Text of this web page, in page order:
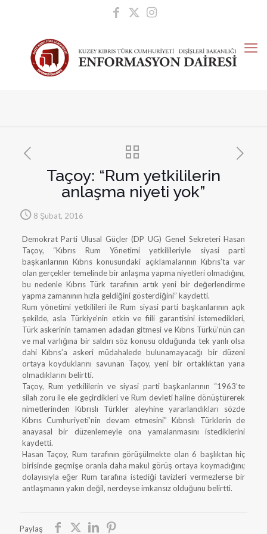
Taçoy: “Rum yetkililerin
anlaşma niyeti yok”
8 Şubat, 2016
Demokrat Parti Ulusal Güçler (DP UG) Genel Sekreteri Hasan
Taçoy, “Kıbrıs Rum Yönetimi yetkilileriyle siyasi parti
başkanlarının Kıbrıs konusundaki açıklamalarının Kıbrıs’ta var
olan gerçekler temelinde bir anlaşma yapma niyetleri olmadığını,
bu nedenle Kıbrıs Türk tarafının artık yeni bir değerlendirme
yapma zamanının hızla geldiğini gösterdiğini” kaydetti.
Rum yönetimi yetkilileri ile Rum siyasi parti başkanlarının açık
şekilde, asla Türkiye’nin etkin ve fiili garantisini istemedikleri,
Türk askerinin tamamen adadan gitmesi ve Kıbrıs Türkü’nün can
ve mal varlığına bir saldırı söz konusu olduğunda tek yanlı olsa
dahi Kıbrıs’a askeri müdahalede bulunamayacağı bir düzeni
ortaya koyduklarını savunan Taçoy, yeni bir ortaklıktan yana
olmadıklarını belirtti.
Taçoy, Rum yetkililerin ve siyasi parti başkanlarının “1963’te
silah zoru ile ele geçirdikleri ve Rum devleti haline dönüştürerek
nimetlerinden Kıbrıslı Türkler aleyhine yararlandıkları sözde
Kıbrıs Cumhuriyeti’nin devam etmesini” Kıbrıslı Türklerin de
anayasal bir düzenlemeyle ona yamalanmasını istediklerini
kaydetti.
Hasan Taçoy, Rum tarafının görüşülmekte olan 6 başlıktan hiç
birisinde geçmişe oranla daha makul görüş ortaya koymadığını;
dolayısıyla eğer Rum tarafına istediği tavizleri vermezlerse bir
antlaşmanın yakın değil, nerdeyse imkansız olduğunu belirtti.
Paylaş